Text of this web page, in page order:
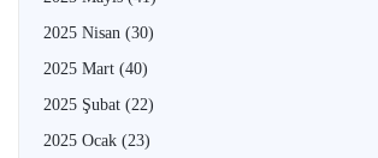
2025 Nisan (30)
2025 Mart (40)
2025 Şubat (22)
2025 Ocak (23)